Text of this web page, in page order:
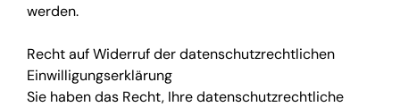
werden.
Recht auf Widerruf der datenschutzrechtlichen
Einwilligungserklärung
Sie haben das Recht, Ihre datenschutzrechtliche